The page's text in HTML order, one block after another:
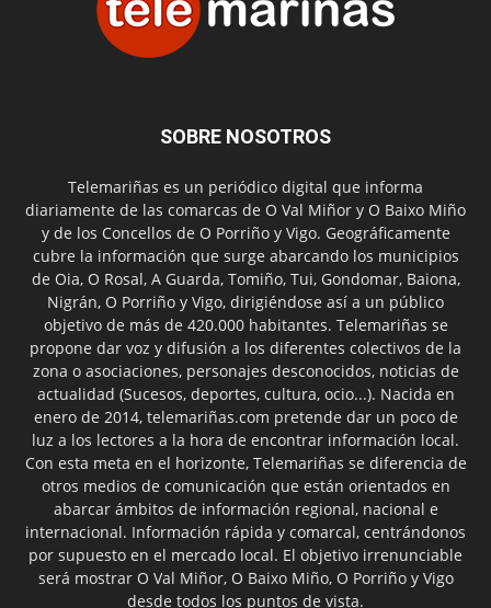
SOBRE NOSOTROS
Telemariñas es un periódico digital que informa
diariamente de las comarcas de O Val Miñor y O Baixo Miño
y de los Concellos de O Porriño y Vigo. Geográficamente
cubre la información que surge abarcando los municipios
de Oia, O Rosal, A Guarda, Tomiño, Tui, Gondomar, Baiona,
Nigrán, O Porriño y Vigo, dirigiéndose así a un público
objetivo de más de 420.000 habitantes. Telemariñas se
propone dar voz y difusión a los diferentes colectivos de la
zona o asociaciones, personajes desconocidos, noticias de
actualidad (Sucesos, deportes, cultura, ocio...). Nacida en
enero de 2014, telemariñas.com pretende dar un poco de
luz a los lectores a la hora de encontrar información local.
Con esta meta en el horizonte, Telemariñas se diferencia de
otros medios de comunicación que están orientados en
abarcar ámbitos de información regional, nacional e
internacional. Información rápida y comarcal, centrándonos
por supuesto en el mercado local. El objetivo irrenunciable
será mostrar O Val Miñor, O Baixo Miño, O Porriño y Vigo
desde todos los puntos de vista.